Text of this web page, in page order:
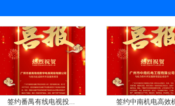
签约番禺有线电视投... 签约中南机电高效